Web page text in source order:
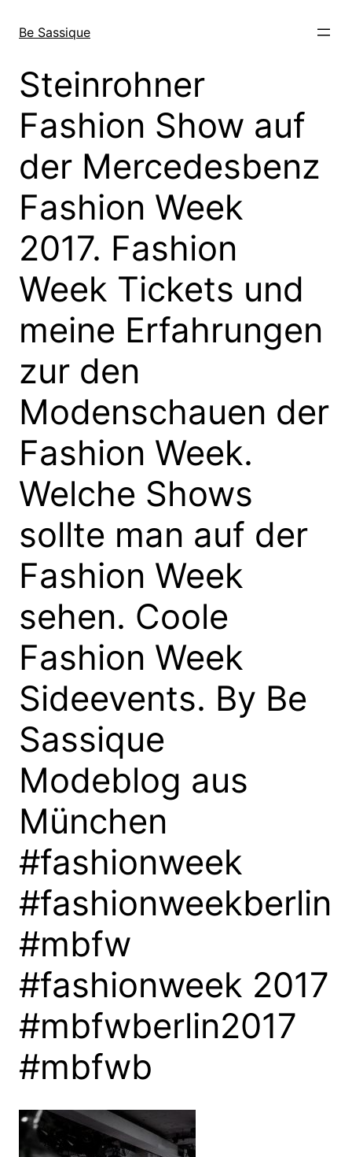
zum
wechseln
Be Sassique
Steinrohner
Fashion Show auf
der Mercedesbenz
Fashion Week
2017. Fashion
Week Tickets und
meine Erfahrungen
zur den
Modenschauen der
Fashion Week.
Welche Shows
sollte man auf der
Fashion Week
sehen. Coole
Fashion Week
Sideevents. By Be
Sassique
Modeblog aus
München
#fashionweek
#fashionweekberlin
#mbfw
#fashionweek 2017
#mbfwberlin2017
#mbfwb